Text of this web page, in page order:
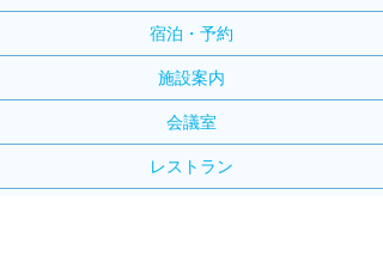
宿泊・予約
施設案内
会議室
レストラン